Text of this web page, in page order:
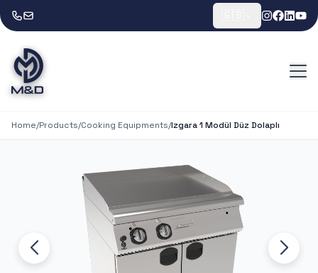
Home/Products/Cooking Equipments/Izgara 1 Modül Düz Dolaplı